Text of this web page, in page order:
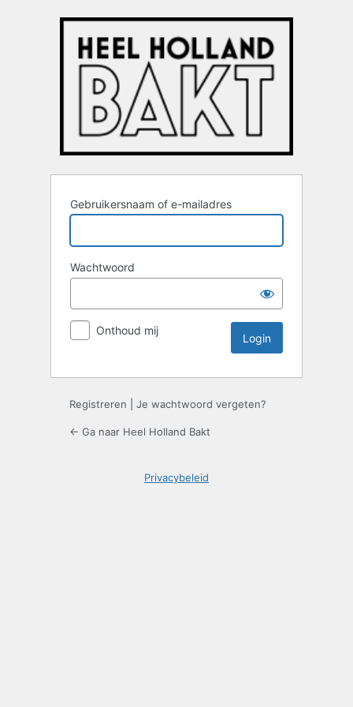
Gebruikersnaam of e-mailadres
Wachtwoord
Onthoud mij
Registreren Je wachtwoord vergeten?
← Ga naar Heel Holland Bakt
Privacybeleid